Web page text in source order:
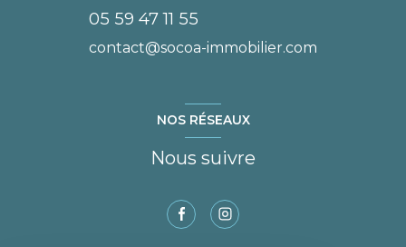
05 59 47 11 55
contact@socoa-immobilier.com
NOS RÉSEAUX
Nous suivre